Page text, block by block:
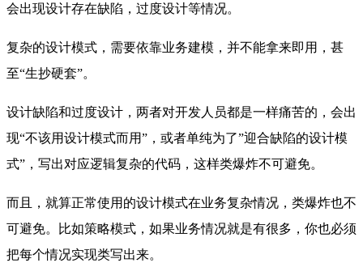
会出现设计存在缺陷， 过度设计等情况。
复杂的设计模式，需要依靠业务建模，并不能拿来即用，甚
至“生抄硬套”。
设计缺陷和过度设计，两者对开发人员都是一样痛苦的，会出
现“不该用设计模式而用”，或者单纯为了”迎合缺陷的设计模
式”，写出对应逻辑复杂的代码，这样类爆炸不可避免。
而且，就算正常使用的设计模式在业务复杂情况，类爆炸也不
可避免。比如策略模式，如果业务情况就是有很多，你也必须
把每个情况实现类写出来。